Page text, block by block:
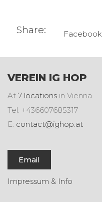
Share: Facebook
VEREIN IG HOP
At 7 locations in Vienna
Tel: +436607685317
E: contact@ighop.at
Email
Impressum & Info